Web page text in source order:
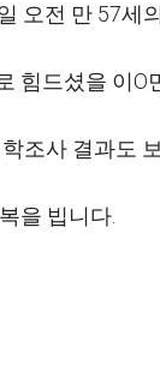
오전 만 57세
힘드셨을 이O
조사 결과도
을 빕니다